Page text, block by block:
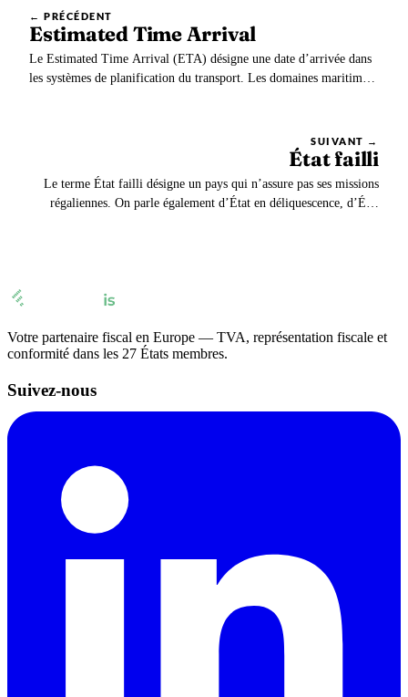
← PRÉCÉDENT
Estimated Time Arrival
Le Estimated Time Arrival (ETA) désigne une date d’arrivée dans
les systèmes de planification du transport. Les domaines maritimes
SUIVANT →
État failli
Le terme État failli désigne un pays qui n’assure pas ses missions
régaliennes. On parle également d’État en déliquescence, d’État
Votre partenaire fiscal en Europe — TVA, représentation fiscale et
conformité dans les 27 États membres.
Suivez-nous